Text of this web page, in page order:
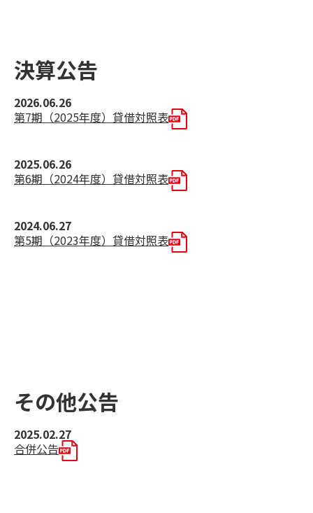
決算公告
2026.06.26
第7期（2025年度）貸借対照表
2025.06.26
第6期（2024年度）貸借対照表
2024.06.27
第5期（2023年度）貸借対照表
その他公告
2025.02.27
合併公告